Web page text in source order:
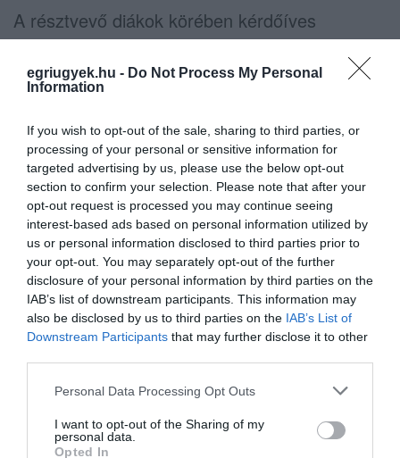
egriugyek.hu - Do Not Process My Personal
Information
If you wish to opt-out of the sale, sharing to third parties, or
processing of your personal or sensitive information for
targeted advertising by us, please use the below opt-out
section to confirm your selection. Please note that after your
opt-out request is processed you may continue seeing
interest-based ads based on personal information utilized by
us or personal information disclosed to third parties prior to
your opt-out. You may separately opt-out of the further
disclosure of your personal information by third parties on the
IAB’s list of downstream participants. This information may
also be disclosed by us to third parties on the IAB’s List of
Downstream Participants that may further disclose it to other
Please note that this website/app uses one or more Google
not limited to your visit or usage behaviour. You may click to
grant or deny consent to Google and its third-party tags to
Personal Data Processing Opt Outs
I want to opt-out of the Sharing of my
personal data.
Opted In
A résztvevő diákok körében kérdőíves
felmérést végeztek jövőbeli terveikkel
kapcsolatban. Az eredmények azt mutatták,
hogy a többség a felsőoktatásban kíván
továbbtanulni, elsősorban műszaki vagy
gazdasági területen. Az egyetemek képviselői
részletes tájékoztatást adtak a pontszámítási
és felvételi szabályokról is.
A kiállító cégek különös figyelmet fordítottak a
gyakorlatorientált műszaki szakmák
bemutatására, ami nagy érdeklődést váltott ki
a fiatalok körében. Többen már konkrét,
jelenleg is nyitott pozíciókról érdeklődtek.
A Heves Vármegyei Szakképzési Centrum
standjainál a szépészeti szakmák voltak a